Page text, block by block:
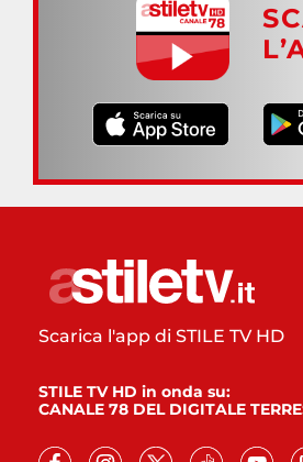
Scarica l'app di STILE TV HD
STILE TV HD in onda su:
CANALE 78 DEL DIGITALE